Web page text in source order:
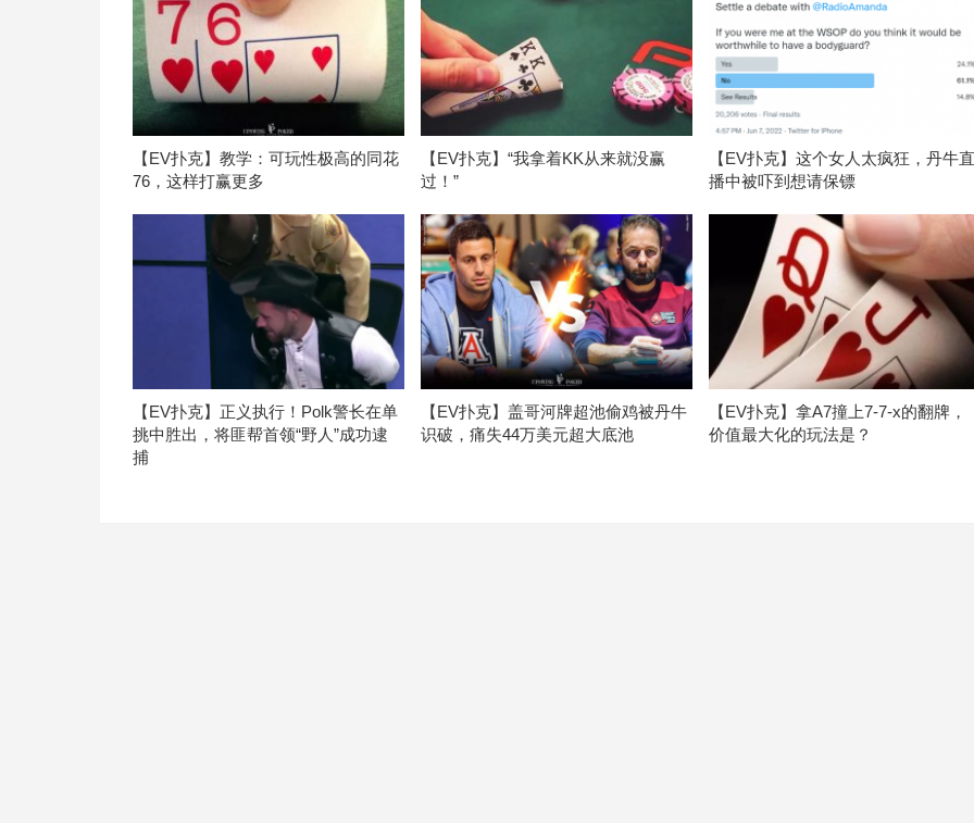
【EV扑克】教学：可玩性极高的同花
76，这样打赢更多
【EV扑克】“我拿着KK从来就没赢
过！”
【EV扑克】这个女人太疯狂，丹牛
播中被吓到想请保镖
【EV扑克】正义执行！Polk警长在单
挑中胜出，将匪帮首领“野人”成功逮
捕
【EV扑克】盖哥河牌超池偷鸡被丹牛
识破，痛失44万美元超大底池
【EV扑克】拿A7撞上7-7-x的翻牌，
价值最大化的玩法是？